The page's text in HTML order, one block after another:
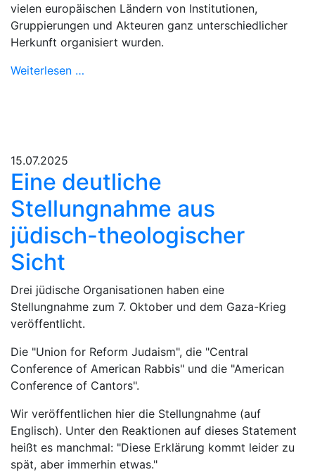
vielen europäischen Ländern von Institutionen,
Gruppierungen und Akteuren ganz unterschiedlicher
Herkunft organisiert wurden.
Weiterlesen …
15.07.2025
Eine deutliche
Stellungnahme aus
jüdisch-theologischer
Sicht
Drei jüdische Organisationen haben eine
Stellungnahme zum 7. Oktober und dem Gaza-Krieg
veröffentlicht.
Die "Union for Reform Judaism", die "Central
Conference of American Rabbis" und die "American
Conference of Cantors".
Wir veröffentlichen hier die Stellungnahme (auf
Englisch). Unter den Reaktionen auf dieses Statement
heißt es manchmal: "Diese Erklärung kommt leider zu
spät, aber immerhin etwas."